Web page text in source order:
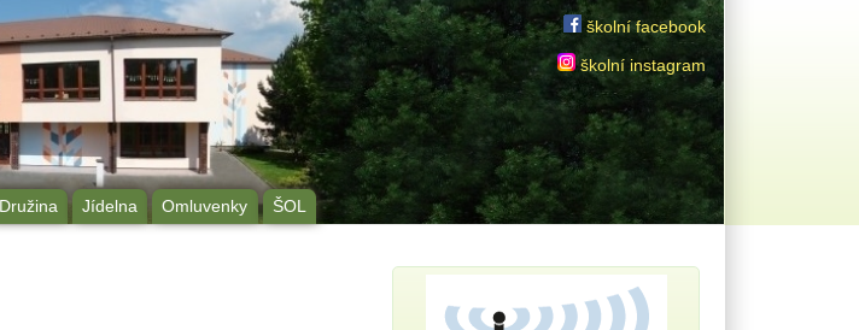
školní facebook
školní instagram
Družina Jídelna Omluvenky
ŠOL